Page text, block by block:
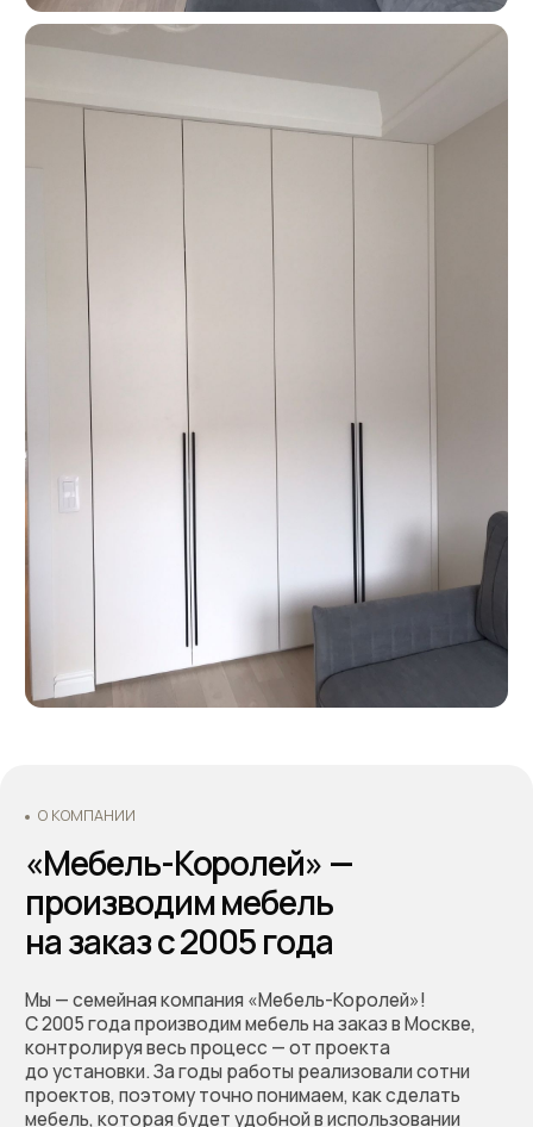
«Мебель-Королей» —
производим мебель
на заказ с 2005 года
О КОМПАНИИ
Мы — семейная компания «Мебель-Королей»!
С 2005 года производим мебель на заказ в Москве,
контролируя весь процесс — от проекта
до установки. За годы работы реализовали сотни
проектов, поэтому точно понимаем, как сделать
мебель, которая будет удобной в использовании
и прослужит долгие годы. Подходим к задаче
системно: учитываем планировку, потребности
и бюджет клиента. Перед запуском показываем
проект и фиксируем стоимость — вы заранее
понимаете результат и не сталкиваетесь
с неожиданными расходами.
Оформляйте заказ по телефону: +7 (495) 744 74 20.
Наши специалисты проконсультируют Вас по всем
интересующим вопросам, а также помогут
составить дизайн-проект и подобрать все
Основатели - Всеволод и Татьяна Король